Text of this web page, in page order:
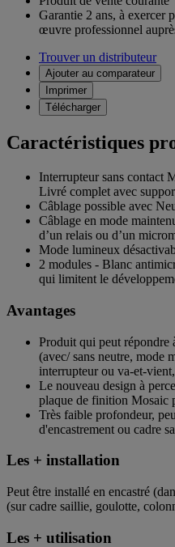
Garantie 2 ans, à exercer
œuvre professionnel
Trouver un distributeur
Ajouter au comparateur
Imprimer
Télécharger
Caractéristiques
Interrupteur sans contact
Livré complet avec
Câblage possible avec
Câblage en mode
d’un relais ou d’un
Mode lumineux
2 modules - Blanc
qui limitent le
Avantages
Produit qui peut répondre
(avec/ sans neutre, mode
interrupteur ou va-et-
Le nouveau design à
plaque de finition Mosaic
Très faible profondeur,
d'encastrement ou cadre
Les + installation
Peut être installé en encastré
(sur cadre saillie, goulotte,
Les + utilisation